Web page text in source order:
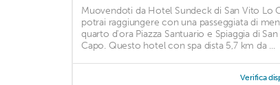
Muovendoti da Hotel Sundeck di San Vito Lo
potrai raggiungere con una passeggiata di
quarto d'ora Piazza Santuario e Spiaggia di
Capo. Questo hotel con spa dista 5,7 km da ...
Verifica